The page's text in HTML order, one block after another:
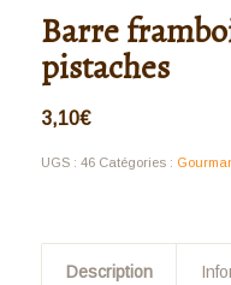
Barre
pistaches
3,10€
UGS : 46 Catégories :
Description